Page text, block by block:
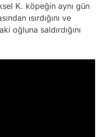
K. köpeğin aynı gün
ısırdığını ve
oğluna saldırdığını